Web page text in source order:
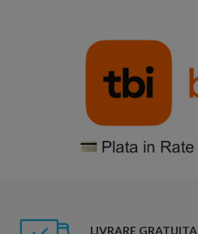
LIVRARE GRATUITA